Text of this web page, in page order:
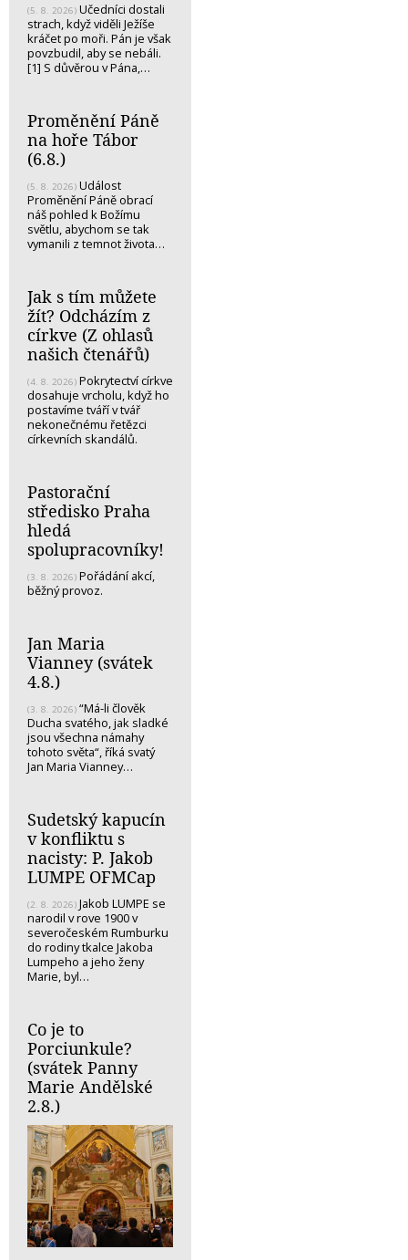
(5. 8. 2026) Učedníci dostali
strach, když viděli Ježíše
kráčet po moři. Pán je však
povzbudil, aby se nebáli.
[1] S důvěrou v Pána,…
Proměnění Páně
na hoře Tábor
(6.8.)
(5. 8. 2026) Událost
Proměnění Páně obrací
náš pohled k Božímu
světlu, abychom se tak
vymanili z temnot života…
Jak s tím můžete
žít? Odcházím z
církve (Z ohlasů
našich čtenářů)
(4. 8. 2026) Pokrytectví církve
dosahuje vrcholu, když ho
postavíme tváří v tvář
nekonečnému řetězci
církevních skandálů.
Pastorační
středisko Praha
hledá
spolupracovníky!
(3. 8. 2026) Pořádání akcí,
běžný provoz.
Jan Maria
Vianney (svátek
4.8.)
(3. 8. 2026) “Má-li člověk
Ducha svatého, jak sladké
jsou všechna námahy
tohoto světa“, říká svatý
Jan Maria Vianney…
Sudetský kapucín
v konfliktu s
nacisty: P. Jakob
LUMPE OFMCap
(2. 8. 2026) Jakob LUMPE se
narodil v rove 1900 v
severočeském Rumburku
do rodiny tkalce Jakoba
Lumpeho a jeho ženy
Marie, byl…
Co je to
Porciunkule?
(svátek Panny
Marie Andělské
2.8.)